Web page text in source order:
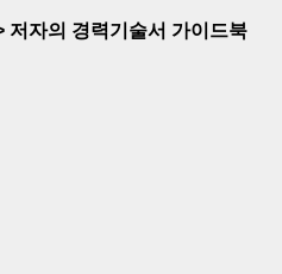
저자의 경력기술서 가이드북